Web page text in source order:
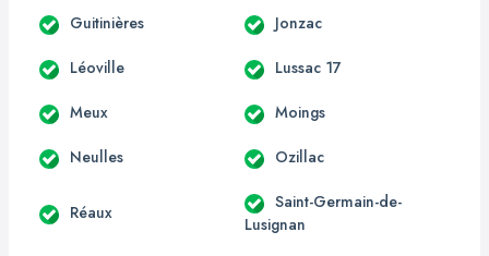
Guitinières Jonzac
Léoville Lussac 17
Meux Moings
Neulles Ozillac
Réaux
Saint-Germain-de-
Lusignan